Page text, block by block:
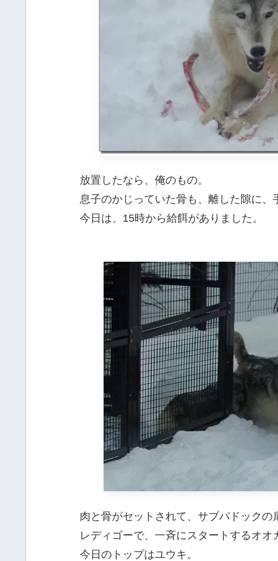
放置したなら、俺のもの。
息子のかじっていた骨も、離した隙に、
今日は、15時から給餌がありました。
肉と骨がセットされて、サブパドックの
レディゴーで、一斉にスタートするオオ
今日のトップはユウキ。